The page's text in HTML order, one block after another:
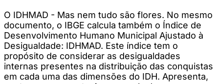
O IDHMAD - Mas nem tudo são flores. No mesmo
documento, o IBGE calcula também o Índice de
Desenvolvimento Humano Municipal Ajustado à
Desigualdade: IDHMAD. Este índice tem o
propósito de considerar as desigualdades
internas presentes na distribuição das conquistas
em cada uma das dimensões do IDH. Apresenta,